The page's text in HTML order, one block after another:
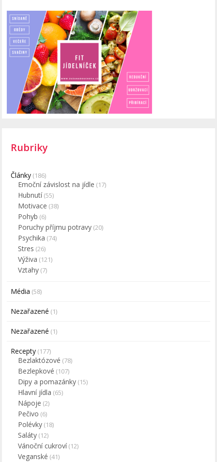
Rubriky
Články (186)
Emoční závislost na jídle (17)
Hubnutí(55)
Motivace (38)
Pohyb (6)
Poruchy příjmu potravy (20)
Psychika (74)
Stres (26)
Výživa (121)
Vztahy (7)
Média (58)
Nezařazené (1)
Nezařazené (1)
Recepty (177)
Bezlaktózové (78)
Bezlepkové (107)
Dipy a pomazánky (15)
Hlavní jídla (65)
Nápoje (2)
Pečivo (6)
Polévky (18)
Saláty (12)
Vánoční cukroví(12)
Veganské (41)